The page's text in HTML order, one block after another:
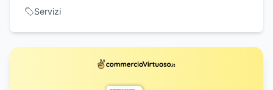
Servizi